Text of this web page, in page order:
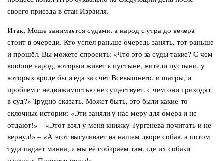
своего приезда в стан Израиля.
Итак, Моше занимается судами, а народ с утра до вечера
стоит в очереди. Кто успел раньше очередь занять, тот раньше
и прошёл. Вы можете спросить: «Что это за суды такие? С чем
вообще народ, который живёт в пустыне, жители пустыни, у
которых вроде бы и еда за счёт Всевышнего, и шатры, и
проблем с недвижимостью не существует, с чем они приходят
в суд?» Трудно сказать. Может быть, это были какие-то
склочные истории: «Эти заняли у нас меру для о́мера и не
отдают!» – «Этот взял у меня книжку Тургенева почитать и не
вернул!» – «А этот выгуливает на нашем дворе собак, а потом
туда падает манна, и мы её собираем там, где их собаки